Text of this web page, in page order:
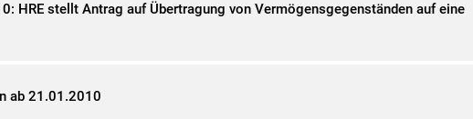
HRE stellt Antrag auf Übertragung von Vermögensgegenständen auf eine
ab 21.01.2010